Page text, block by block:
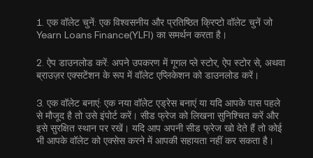
1. एक वॉलेट चुनें: एक विश्वसनीय और प्रतिष्ठित क्रिप्टो वॉलेट चुनें जो
Yearn Loans Finance(YLFI) का समर्थन करता है।
2. ऐप डाउनलोड करें: अपने उपकरण में गूगल प्ले स्टोर, ऐप स्टोर से, अथवा
ब्राउज़र एक्सटेंशन के रूप में वॉलेट एप्लिकेशन को डाउनलोड करें।
3. एक वॉलेट बनाएं: एक नया वॉलेट एड्रेस बनाएं या यदि आपके पास पहले
से मौजूद है तो उसे इंपोर्ट करें। सीड फ्रेज को लिखना सुनिश्चित करें और
इसे सुरक्षित स्थान पर रखें। यदि आप अपनी सीड फ्रेज खो देते हैं तो कोई
भी आपके वॉलेट को एक्सेस करने में आपकी सहायता नहीं कर सकता है।